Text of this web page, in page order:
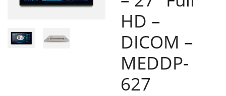
HD –
DICOM –
MEDDP-
627